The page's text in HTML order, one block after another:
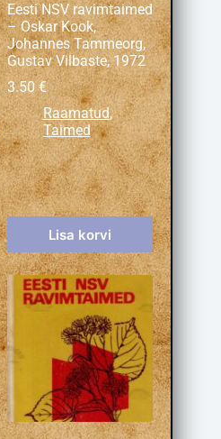
Eesti NSV ravimtaimed
– Oskar Kook,
Johannes Tammeorg,
Gustav Vilbaste, 1972
3.50 €
Raamatud,
Taimed
Lisa korvi